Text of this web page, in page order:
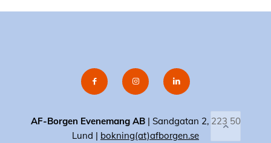
AF-Borgen Evenemang AB| Sandgatan 2, 223 50
Lund | bokning(at)afborgen.se